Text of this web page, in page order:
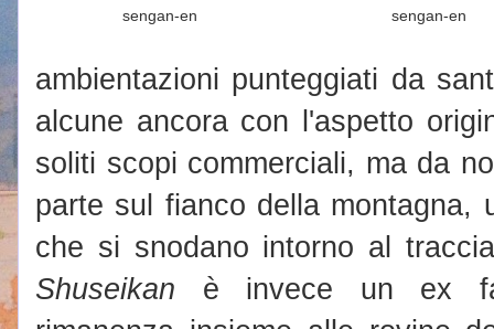
sengan-en sengan-en
ambientazioni punteggiati da
alcune ancora con l'aspetto
soliti scopi commerciali, ma da
parte sul fianco della montagna,
che si snodano intorno al
Shuseikan è invece un ex